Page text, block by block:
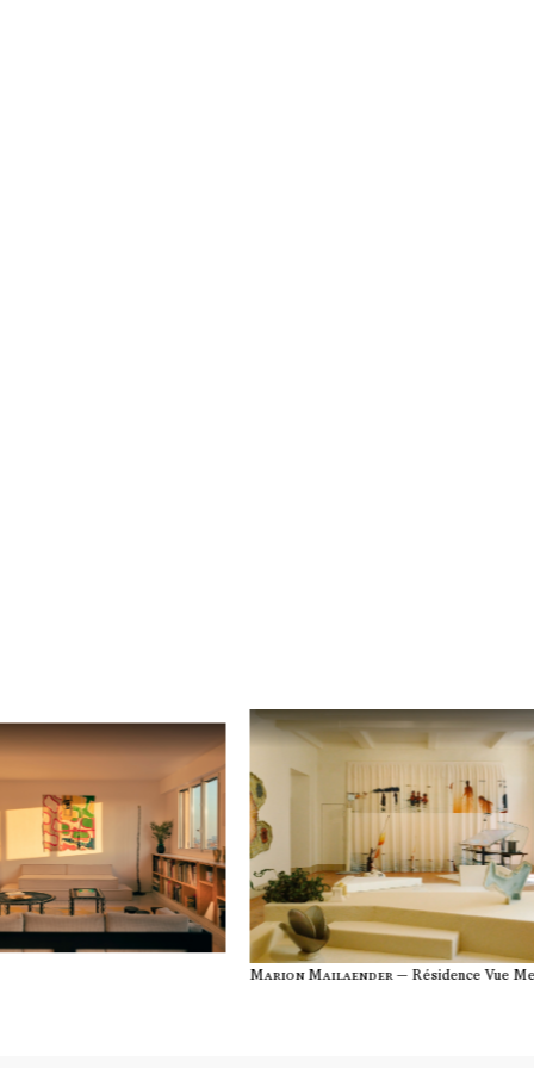
Marion Mailaender — Résidence Vue